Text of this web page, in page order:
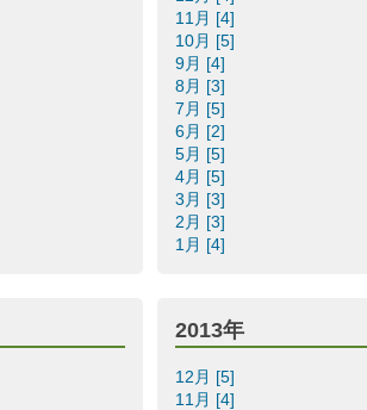
11月 [4]
10月 [5]
9月 [4]
8月 [3]
7月 [5]
6月 [2]
5月 [5]
4月 [5]
3月 [3]
2月 [3]
1月 [4]
2013年
12月 [5]
11月 [4]